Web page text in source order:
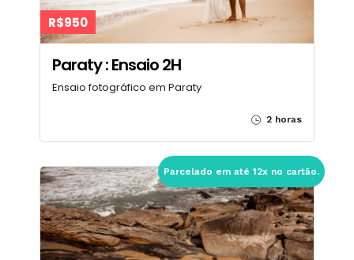
R$950
Paraty : Ensaio 2H
Ensaio fotográfico em Paraty
2 horas
Parcelado em até 12x no cartão.